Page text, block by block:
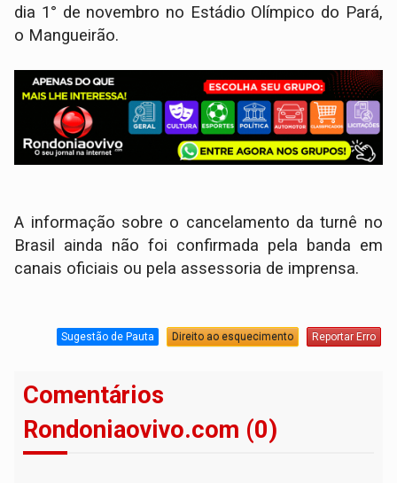
dia 1° de novembro no Estádio Olímpico do Pará,
o Mangueirão.
A informação sobre o cancelamento da turnê no
Brasil ainda não foi confirmada pela banda em
canais oficiais ou pela assessoria de imprensa.
Sugestão de Pauta Direito ao esquecimento Reportar Erro
Comentários
Rondoniaovivo.com (0)